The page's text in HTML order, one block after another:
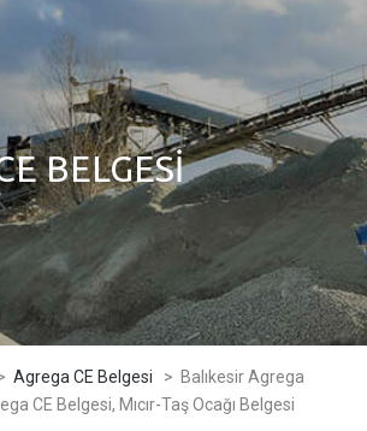
BELGESI
Agrega CE Belgesi > Balıkesir Agrega
CE Belgesi, Mıcır-Taş Ocağı Belgesi